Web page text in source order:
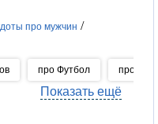
про мужчин /
про Футбол про
Показать ещё